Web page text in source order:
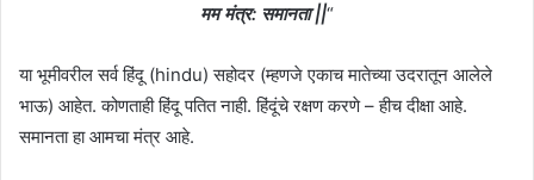
मम मंत्र: समानता ||“
या भूमीवरील सर्व हिंदू (hindu) सहोदर (म्हणजे एकाच मातेच्या उदरातून आलेले
भाऊ) आहेत. कोणताही हिंदू पतित नाही. हिंदूंचे रक्षण करणे – हीच दीक्षा आहे.
समानता हा आमचा मंत्र आहे.